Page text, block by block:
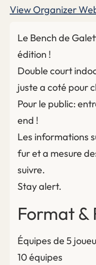
Le Bench de
édition !
Double court
juste a coté pour
Pour le public:
end !
Les informations
fur et a mesure
suivre.
Stay alert.
Format &
Équipes de 5
10 équipes
View Organizer